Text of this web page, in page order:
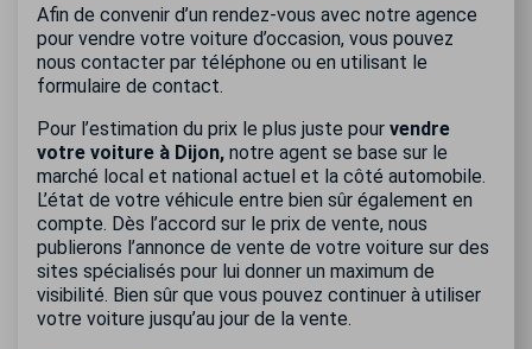
Afin de convenir d’un rendez-vous avec notre agence
pour vendre votre voiture d’occasion, vous pouvez
nous contacter par téléphone ou en utilisant le
formulaire de contact.
Pour l’estimation du prix le plus juste pour vendre
votre voiture à Dijon, notre agent se base sur le
marché local et national actuel et la côté automobile.
L’état de votre véhicule entre bien sûr également en
compte. Dès l’accord sur le prix de vente, nous
publierons l’annonce de vente de votre voiture sur des
sites spécialisés pour lui donner un maximum de
visibilité. Bien sûr que vous pouvez continuer à utiliser
votre voiture jusqu’au jour de la vente.